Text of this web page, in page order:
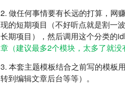
2. 做任何事情要有长远的打算，网
现的短期项目（不好听点就是割一
长期项目），然后调用这个分类的id
章（建议最多2个模块，太多了就没
3. 本套主题模板结合之前写的模板
转到编辑文章后台等等）。